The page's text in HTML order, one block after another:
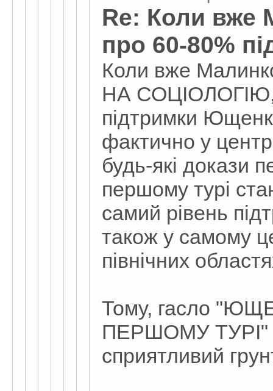
Re: Коли вже
про 60-80%
Коли вже
НА СОЦІОЛОГІЮ,
підтримки
фактично у
будь-які докази
першому турі
самий рівень
також у самому
північних
Тому, гасло
ПЕРШОМУ ТУРІ"
сприятливий